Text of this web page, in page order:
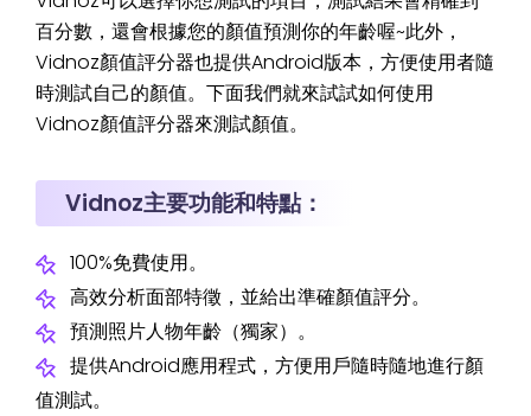
百分數，還會根據您的顏值預測你的年齡喔~此外，
Vidnoz顏值評分器也提供Android版本，方便使用者隨
時測試自己的顏值。下面我們就來試試如何使用
Vidnoz顏值評分器來測試顏值。
Vidnoz主要功能和特點：
100%免費使用。
高效分析面部特徵，並給出準確顏值評分。
預測照片人物年齡（獨家）。
提供Android應用程式，方便用戶隨時隨地進行顏
值測試。